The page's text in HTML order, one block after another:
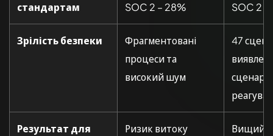
стандартам
SOC 2 – 28%
SOC 2 –
Зрілість безпеки
Фрагментовані
процеси та
високий шум
47
Результат для
Ризик витоку
Вищий